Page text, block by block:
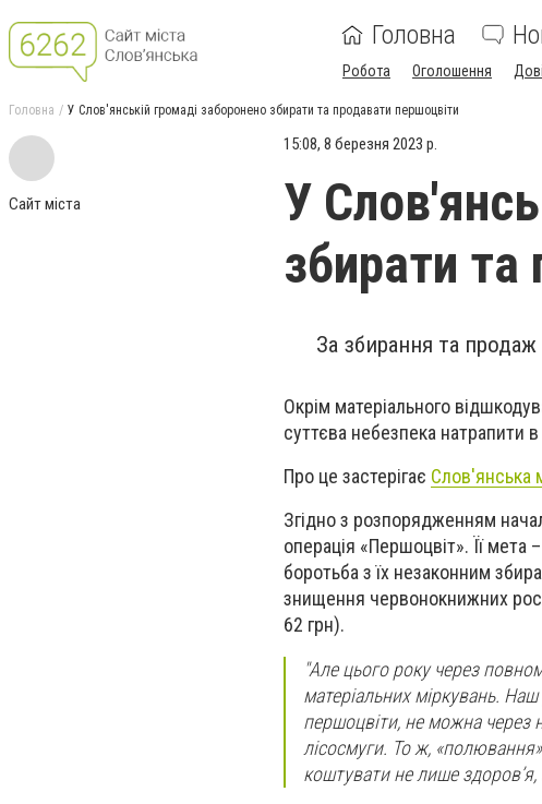
Головна
Робота Оголошення
Головна У Слов'янській громаді заборонено збирати та продавати першоцвіти
Сайт міста
15:08, 8 березня 2023 р.
У
збирати та
За збирання та
Окрім матеріального
суттєва небезпека натрапити
Про це застерігає Слов'янська
Згідно з розпорядженням
операція «Першоцвіт». Її мета
боротьба з їх незаконним
знищення червонокнижних
62 грн).
"Але цього року через
матеріальних міркувань.
першоцвіти, не можна через
лісосмуги. То ж,
коштувати не лише